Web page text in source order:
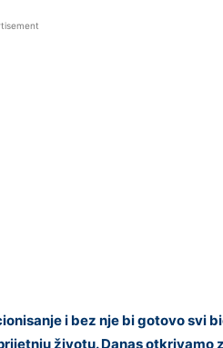
i bez nje bi gotovo svi
životu. Danas otkrivamo